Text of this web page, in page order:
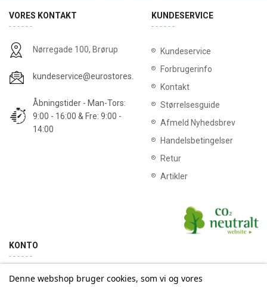
VORES KONTAKT
Nørregade 100, Brørup
kundeservice@eurostores.dk
Åbningstider - Man-Tors:
9:00 - 16:00 & Fre: 9:00 -
14:00
KUNDESERVICE
Kundeservice
Forbrugerinfo
Kontakt
Størrelsesguide
Afmeld Nyhedsbrev
Handelsbetingelser
Retur
Artikler
KONTO
Min konto Ordrehistorik
Denne webshop bruger cookies, som vi og vores